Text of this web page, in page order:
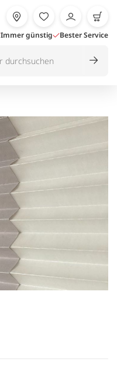
Immer günstig Bester Service